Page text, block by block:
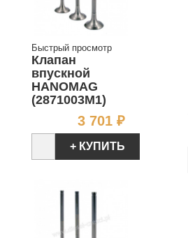
Быстрый просмотр
Клапан
впускной
HANOMAG
(2871003M1)
3 701 ₽Цена
+ КУПИТЬ